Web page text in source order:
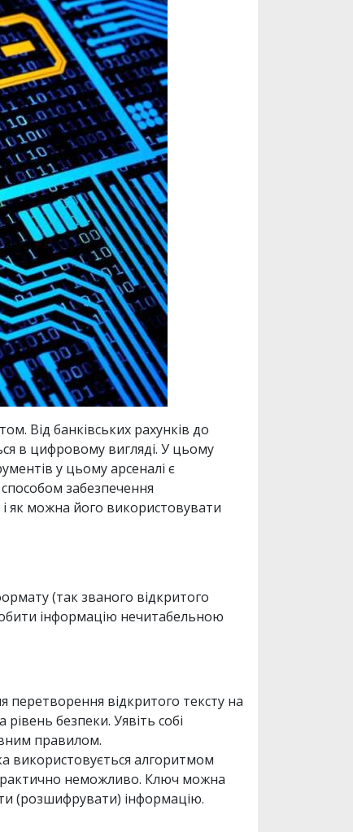
Від банківських рахунків до
в цифровому вигляді. У цьому
у цьому арсеналі є
забезпечення
як можна його використовувати
(так званого відкритого
інформацію нечитабельною
відкритого тексту на
безпеки. Уявіть собі
правилом.
використовується алгоритмом
неможливо. Ключ можна
(розшифрувати) інформацію.